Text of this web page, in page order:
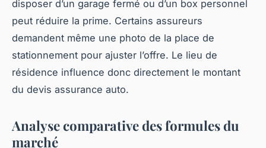
disposer d’un garage fermé ou d’un box personnel
peut réduire la prime. Certains assureurs
demandent même une photo de la place de
stationnement pour ajuster l’offre. Le lieu de
résidence influence donc directement le montant
du devis assurance auto.
Analyse comparative des formules du
marché